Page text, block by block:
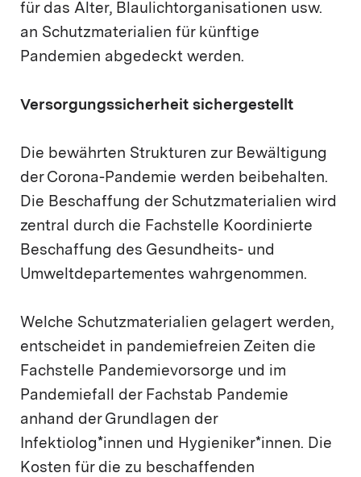
für das Alter, Blaulichtorganisationen usw.
an Schutzmaterialien für künftige
Pandemien abgedeckt werden.
Versorgungssicherheit sichergestellt
Die bewährten Strukturen zur Bewältigung
der Corona-Pandemie werden beibehalten.
Die Beschaffung der Schutzmaterialien wird
zentral durch die Fachstelle Koordinierte
Beschaffung des Gesundheits- und
Umweltdepartementes wahrgenommen.
Welche Schutzmaterialien gelagert werden,
entscheidet in pandemiefreien Zeiten die
Fachstelle Pandemievorsorge und im
Pandemiefall der Fachstab Pandemie
anhand der Grundlagen der
Infektiolog*innen und Hygieniker*innen. Die
Kosten für die zu beschaffenden